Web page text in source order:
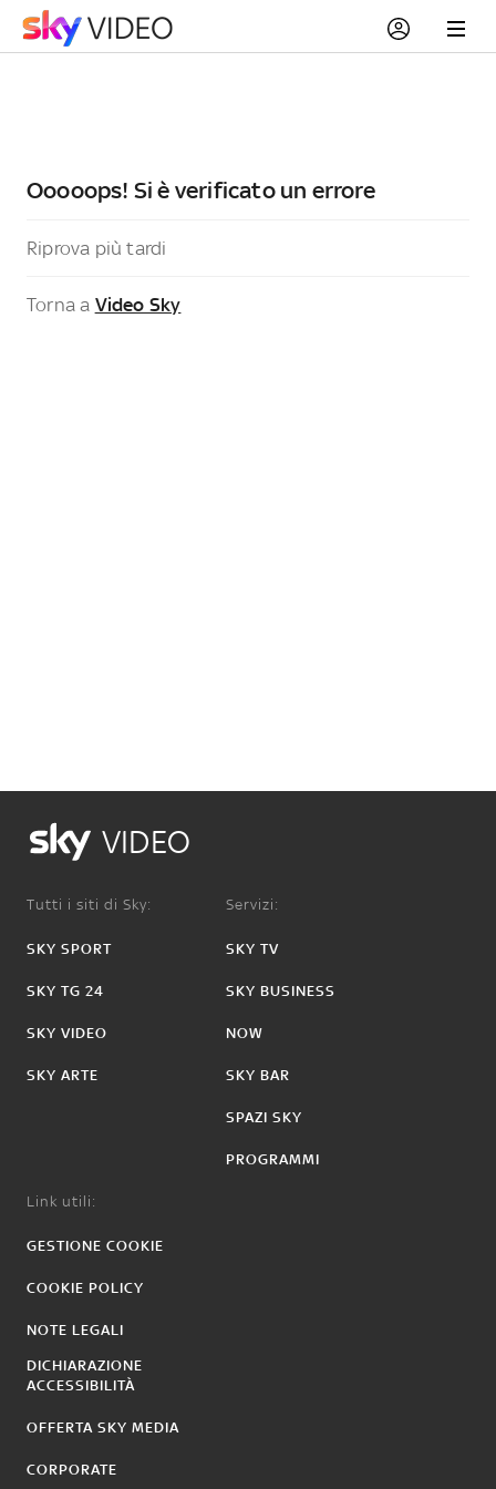
Ooooops! Si è verificato un errore
Riprova più tardi
Torna a Video Sky
VIDEO
Tutti i siti di Sky:
SKY SPORT
SKY TG 24
SKY VIDEO
SKY ARTE
Servizi:
SKY TV
SKY BUSINESS
NOW
SKY BAR
SPAZI SKY
PROGRAMMI
Link utili:
GESTIONE COOKIE
COOKIE POLICY
NOTE LEGALI
DICHIARAZIONE
ACCESSIBILITÀ
OFFERTA SKY MEDIA
CORPORATE